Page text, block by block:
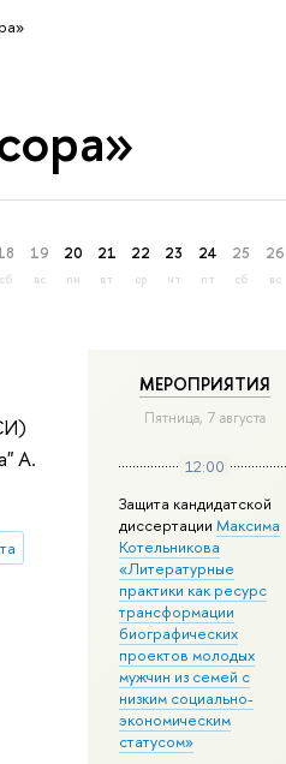
сб
19
вс
20
пн
21
вт
22
ср
23
чт
24
пт
25
сб
26
вс
МЕРОПРИЯТИЯ
Пятница, 7 августа
12:00
Защита кандидатской
диссертации Максима
Котельникова
«Литературные
практики как ресурс
трансформации
биографических
проектов молодых
мужчин из семей с
низким социально-
экономическим
статусом»
А.